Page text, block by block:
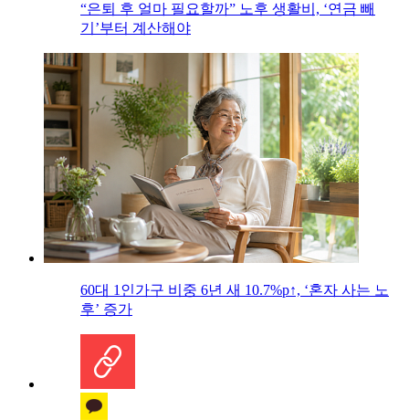
“은퇴 후 얼마 필요할까” 노후 생활비, ‘연금 빼
기’부터 계산해야
60대 1인가구 비중 6년 새 10.7%p↑, ‘혼자 사는 노
후’ 증가